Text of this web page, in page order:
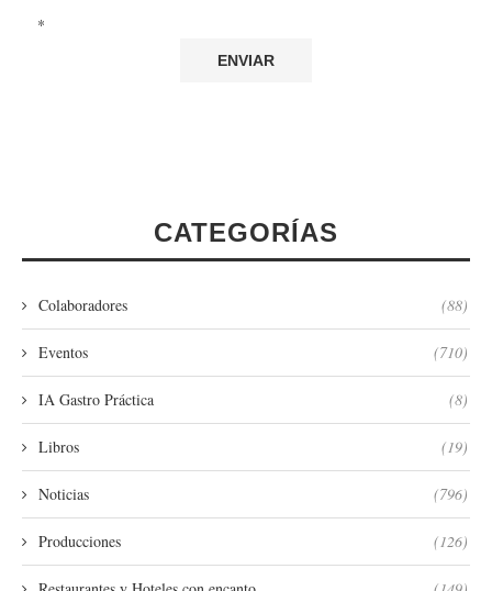
*
CATEGORÍAS
Colaboradores (88)
Eventos (710)
IA Gastro Práctica (8)
Libros (19)
Noticias (796)
Producciones (126)